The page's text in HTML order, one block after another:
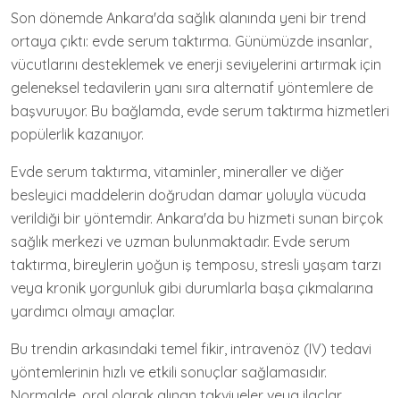
Son dönemde Ankara'da sağlık alanında yeni bir trend
ortaya çıktı: evde serum taktırma. Günümüzde insanlar,
vücutlarını desteklemek ve enerji seviyelerini artırmak için
geleneksel tedavilerin yanı sıra alternatif yöntemlere de
başvuruyor. Bu bağlamda, evde serum taktırma hizmetleri
popülerlik kazanıyor.
Evde serum taktırma, vitaminler, mineraller ve diğer
besleyici maddelerin doğrudan damar yoluyla vücuda
verildiği bir yöntemdir. Ankara'da bu hizmeti sunan birçok
sağlık merkezi ve uzman bulunmaktadır. Evde serum
taktırma, bireylerin yoğun iş temposu, stresli yaşam tarzı
veya kronik yorgunluk gibi durumlarla başa çıkmalarına
yardımcı olmayı amaçlar.
Bu trendin arkasındaki temel fikir, intravenöz (IV) tedavi
yöntemlerinin hızlı ve etkili sonuçlar sağlamasıdır.